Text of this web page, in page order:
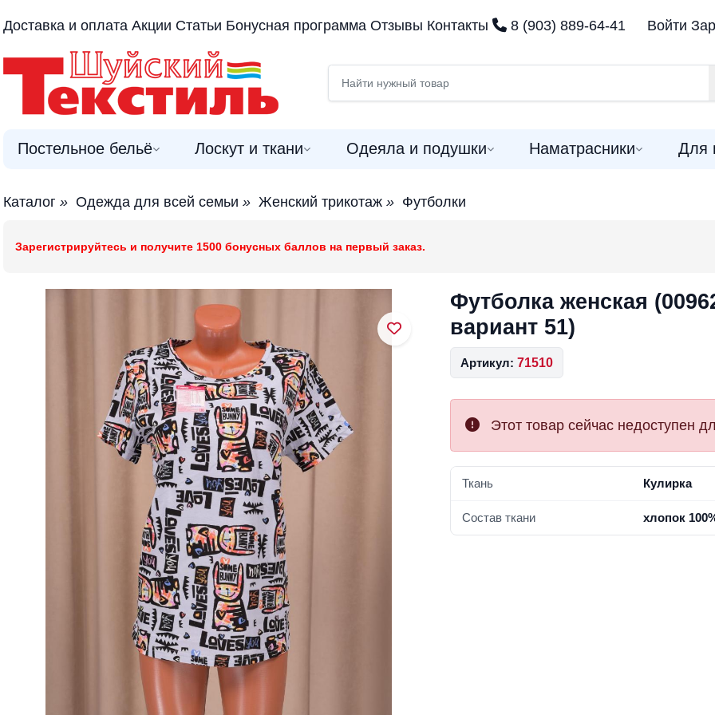
Доставка и оплата Акции Статьи Бонусная программа Отзывы Контакты 8 (903) 889-64-41 Войти
Постельное бельё Лоскут и ткани Одеяла и подушки Наматрасники Для
Каталог » Одежда для всей семьи » Женский трикотаж » Футболки
Зарегистрируйтесь и получите 1500 бонусных баллов на первый заказ.
Футболка женская
вариант 51)
Артикул: 71510
Этот товар сейчас недоступен
Ткань Кулирка
Состав ткани хлопок